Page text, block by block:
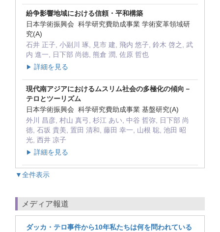
紛争影響地域における信頼・平和構築
日本学術振興会 科学研究費助成事業 学術変革領域研
究(A)
石井 正子, 小副川 琢, 見市 建, 飛内 悠子, 鈴木 啓之, 武
内 進一, 日下部 尚徳, 熊倉 潤, 佐原 哲也
▶ 詳細を見る
現代南アジアにおけるムスリム社会の多極化の傾向－
テロとツーリズム
日本学術振興会 科学研究費助成事業 基盤研究(A)
外川 昌彦, 村山 真弓, 杉江 あい, 中谷 哲弥, 日下部 尚
徳, 石坂 貴美, 置田 清和, 藤田 幸一, 山根 聡, 池田 昭
光, 西井 凉子
▶ 詳細を見る
▼全件表示
メディア報道
ダッカ・テロ事件から10年私たちは何を問われている